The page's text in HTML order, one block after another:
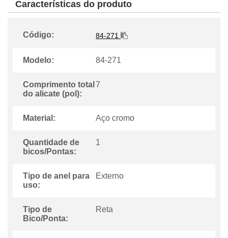
Características do produto
Código: 84-271
Modelo: 84-271
Comprimento total
do alicate (pol):
7
Material: Aço cromo
Quantidade de
bicos/Pontas:
1
Tipo de anel para
uso:
Externo
Tipo de
Bico/Ponta:
Reta